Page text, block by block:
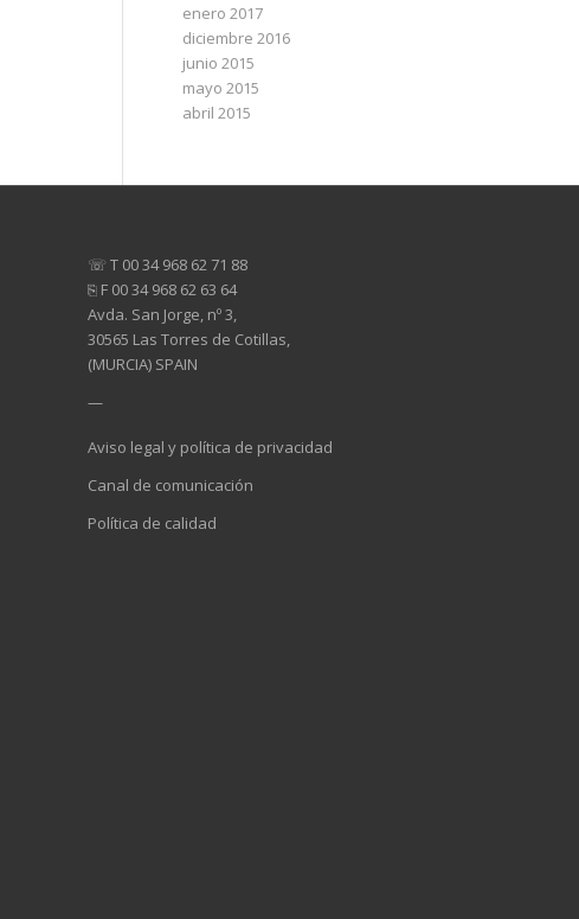
enero 2017
diciembre 2016
junio 2015
mayo 2015
abril 2015
☏ T 00 34 968 62 71 88
⎘ F 00 34 968 62 63 64
Avda. San Jorge, nº 3,
30565 Las Torres de Cotillas,
(MURCIA) SPAIN
—
Aviso legal y política de privacidad
Canal de comunicación
Política de calidad